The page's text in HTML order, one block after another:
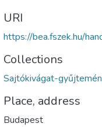
URI
https://bea.fszek.hu/
Collections
Sajtókivágat-
Place, address
Budapest